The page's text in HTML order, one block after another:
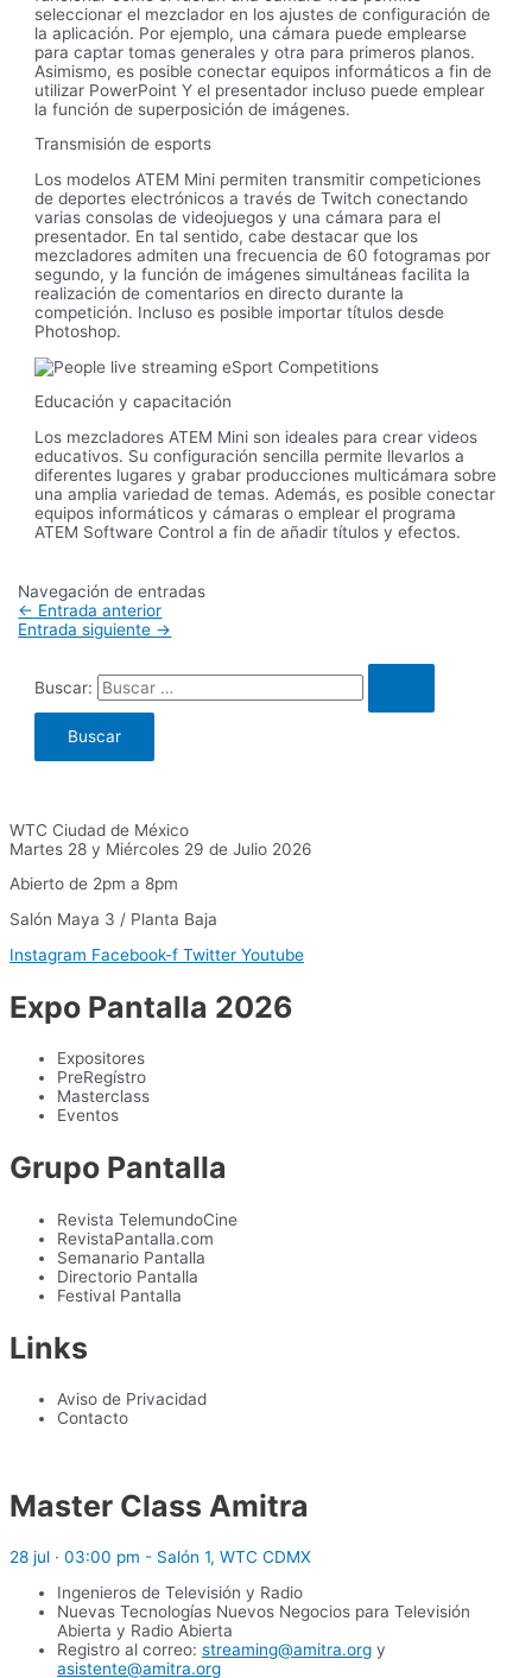
seleccionar el mezclador en los ajustes de configuración de
la aplicación. Por ejemplo, una cámara puede emplearse
para captar tomas generales y otra para primeros planos.
Asimismo, es posible conectar equipos informáticos a fin de
utilizar PowerPoint Y el presentador incluso puede emplear
la función de superposición de imágenes.
Transmisión de esports
Los modelos ATEM Mini permiten transmitir competiciones
de deportes electrónicos a través de Twitch conectando
varias consolas de videojuegos y una cámara para el
presentador. En tal sentido, cabe destacar que los
mezcladores admiten una frecuencia de 60 fotogramas por
segundo, y la función de imágenes simultáneas facilita la
realización de comentarios en directo durante la
competición. Incluso es posible importar títulos desde
Photoshop.
Educación y capacitación
Los mezcladores ATEM Mini son ideales para crear videos
educativos. Su configuración sencilla permite llevarlos a
diferentes lugares y grabar producciones multicámara sobre
una amplia variedad de temas. Además, es posible conectar
equipos informáticos y cámaras o emplear el programa
ATEM Software Control a fin de añadir títulos y efectos.
Navegación de entradas
← Entrada anterior
Entrada siguiente →
Buscar:
WTC Ciudad de México
Martes 28 y Miércoles 29 de Julio 2026
Abierto de 2pm a 8pm
Salón Maya 3 / Planta Baja
Instagram Facebook-f Twitter Youtube
Expo Pantalla 2026
Expositores
PreRegístro
Masterclass
Eventos
Grupo Pantalla
Revista TelemundoCine
RevistaPantalla.com
Semanario Pantalla
Directorio Pantalla
Festival Pantalla
Links
Aviso de Privacidad
Contacto
Master Class Amitra
28 jul · 03:00 pm - Salón 1, WTC CDMX
Ingenieros de Televisión y Radio
Nuevas Tecnologías Nuevos Negocios para Televisión
Abierta y Radio Abierta
Registro al correo: streaming@amitra.org y
asistente@amitra.org